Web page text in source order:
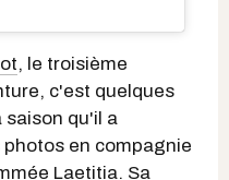
, le troisième
c'est quelques
saison qu'il a
en compagnie
Laetitia. Sa